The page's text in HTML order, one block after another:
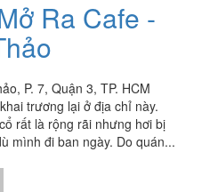
Ra Cafe -
P. 7, Quận 3, TP. HCM
trương lại ở địa chỉ này.
rất là rộng rãi nhưng hơi bị
mình đi ban ngày. Do quán...